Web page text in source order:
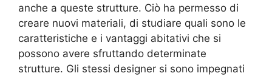
anche a queste strutture. Ciò ha permesso di
creare nuovi materiali, di studiare quali sono le
caratteristiche e i vantaggi abitativi che si
possono avere sfruttando determinate
strutture. Gli stessi designer si sono impegnati